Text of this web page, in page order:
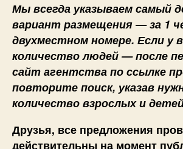
Мы всегда указываем самый
вариант размещения — за 1
двухместном номере. Если у
количество людей — после
сайт агентства по ссылке
повторите поиск, указав
количество взрослых и
Друзья, все предложения
действительны на момент